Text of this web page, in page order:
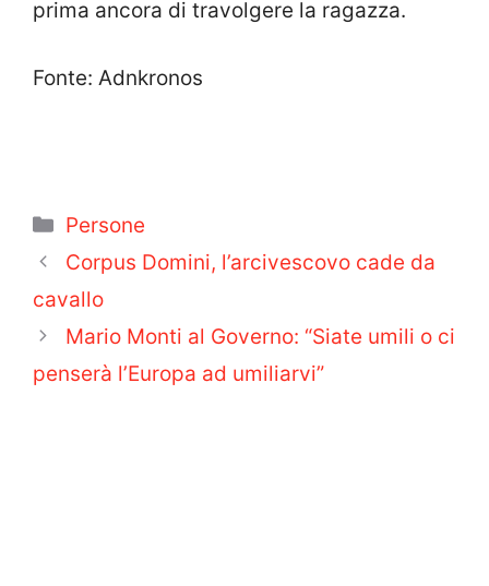
prima ancora di travolgere la ragazza.
Fonte: Adnkronos
Categorie
Persone
Corpus Domini, l’arcivescovo cade da
cavallo
Mario Monti al Governo: “Siate umili o ci
penserà l’Europa ad umiliarvi”